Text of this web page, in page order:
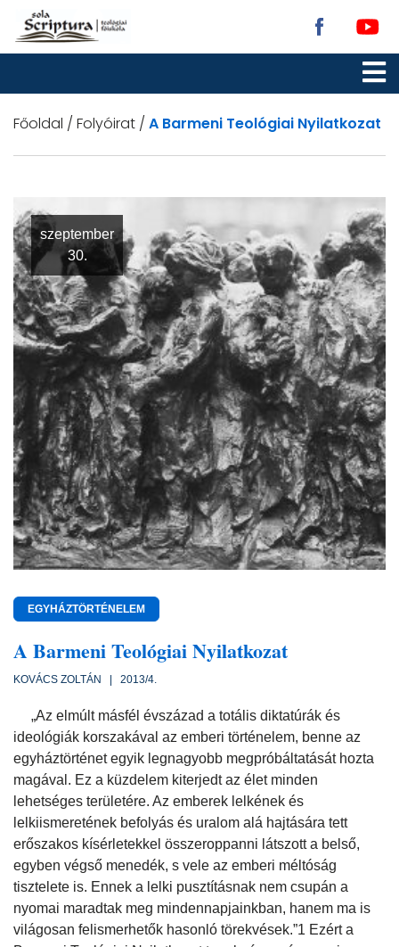
Főoldal / Folyóirat / A Barmeni Teológiai Nyilatkozat
szeptember
30.
EGYHÁZTÖRTÉNELEM
A Barmeni Teológiai Nyilatkozat
KOVÁCS ZOLTÁN | 2013/4.
„Az elmúlt másfél évszázad a totális diktatúrák és
ideológiák korszakával az emberi történelem, benne az
egyháztörténet egyik legnagyobb megpróbáltatását hozta
magával. Ez a küzdelem kiterjedt az élet minden
lehetséges területére. Az emberek lelkének és
lelkiismeretének befolyás és uralom alá hajtására tett
erőszakos kísérletekkel összeroppanni látszott a belső,
egyben végső menedék, s vele az emberi méltóság
tisztelete is. Ennek a lelki pusztításnak nem csupán a
nyomai maradtak meg mindennapjainkban, hanem ma is
világosan felismerhetők hasonló törekvések.”1 Ezért a